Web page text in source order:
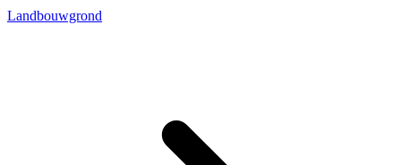
Landbouwgrond